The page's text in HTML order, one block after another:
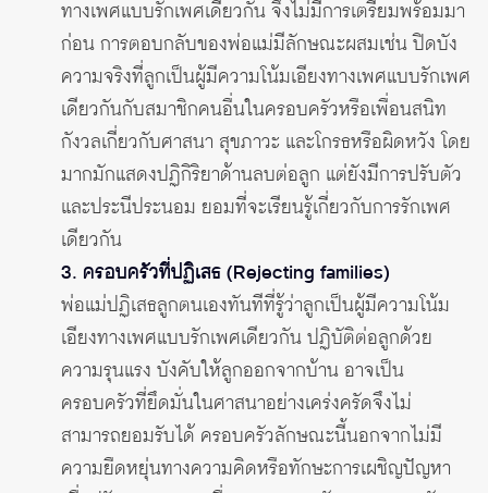
ทางเพศแบบรักเพศเดียวกัน จึงไม่มีการเตรียมพร้อมมา
ก่อน การตอบกลับของพ่อแม่มีลักษณะผสมเช่น ปิดบัง
ความจริงที่ลูกเป็นผู้มีความโน้มเอียงทางเพศแบบรักเพศ
เดียวกันกับสมาชิกคนอื่นในครอบครัวหรือเพื่อนสนิท
กังวลเกี่ยวกับศาสนา สุขภาวะ และโกรธหรือผิดหวัง โดย
มากมักแสดงปฏิกิริยาด้านลบต่อลูก แต่ยังมีการปรับตัว
และประนีประนอม ยอมที่จะเรียนรู้เกี่ยวกับการรักเพศ
เดียวกัน
3. ครอบครัวที่ปฏิเสธ (Rejecting families)
พ่อแม่ปฏิเสธลูกตนเองทันทีที่รู้ว่าลูกเป็นผู้มีความโน้ม
เอียงทางเพศแบบรักเพศเดียวกัน ปฏิบัติต่อลูกด้วย
ความรุนแรง บังคับให้ลูกออกจากบ้าน อาจเป็น
ครอบครัวที่ยึดมั่นในศาสนาอย่างเคร่งครัดจึงไม่
สามารถยอมรับได้ ครอบครัวลักษณะนี้นอกจากไม่มี
ความยืดหยุ่นทางความคิดหรือทักษะการเผชิญปัญหา